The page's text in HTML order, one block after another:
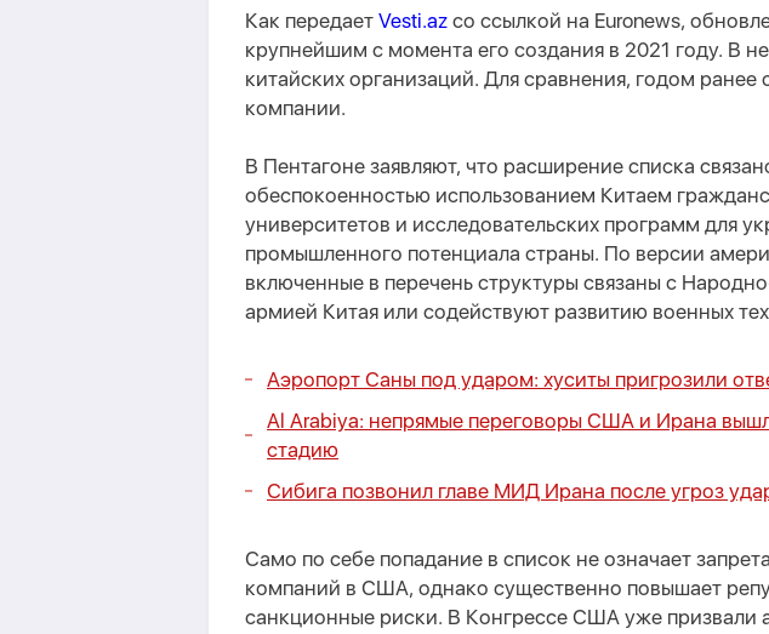
Как передает Vesti.az со ссылкой на Euronews,
крупнейшим с момента его создания в 2021 году. В
китайских организаций. Для сравнения, годом ранее
компании.
В Пентагоне заявляют, что расширение списка
обеспокоенностью использованием Китаем
университетов и исследовательских программ для
промышленного потенциала страны. По версии
включенные в перечень структуры связаны с
армией Китая или содействуют развитию военных
Аэропорт Саны под ударом: хуситы пригрозили
Al Arabiya: непрямые переговоры США и Ирана
стадию
Сибига позвонил главе МИД Ирана после угроз
Само по себе попадание в список не означает
компаний в США, однако существенно повышает
санкционные риски. В Конгрессе США уже призвали